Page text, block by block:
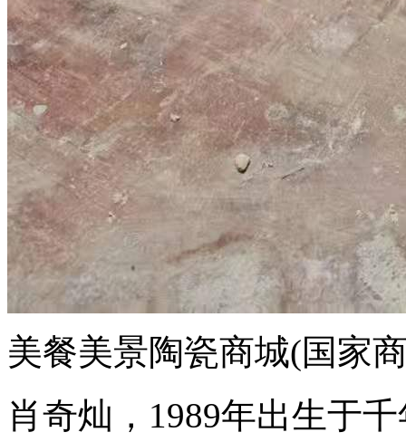
美餐美景陶瓷商城(国家
肖奇灿，1989年出生于